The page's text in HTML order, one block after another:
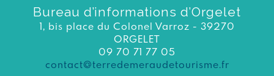
Bureau d’informations d’Orgelet
1, bis place du Colonel Varroz - 39270
ORGELET
09 70 71 77 05
contact@terredemeraudetourisme.fr